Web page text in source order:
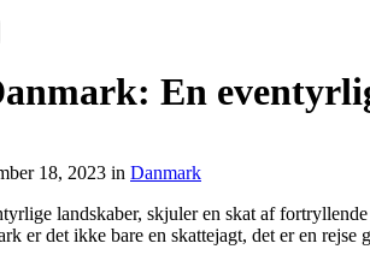
En
18, 2023 in Danmark
landskaber, skjuler en skat af
er det ikke bare en skattejagt, det er en rejse